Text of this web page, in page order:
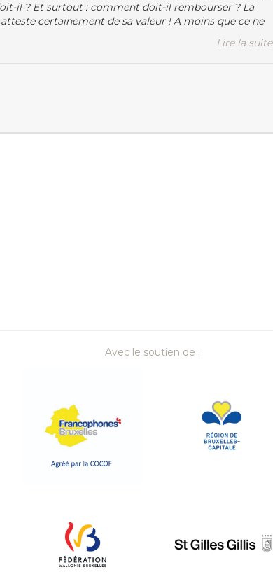
il ? Et surtout : comment doit-il rembourser ? La
certainement de sa valeur ! A moins que ce ne
Lire la suite
Avec le soutien de :